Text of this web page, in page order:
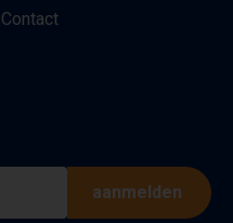
Contact
aanmelden